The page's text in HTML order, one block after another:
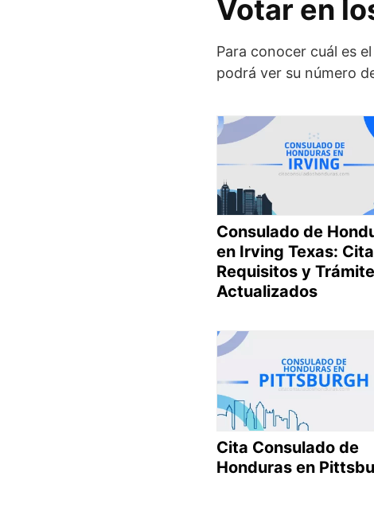
Votar en
Para conocer cuál es el
podrá ver su número
Consulado de
en Irving Texas:
Requisitos y
Actualizados
Cita Consulado de
Honduras en